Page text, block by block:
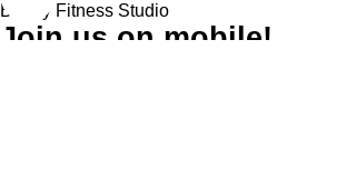
Bobby Fitness Studio
Join us on mobile!